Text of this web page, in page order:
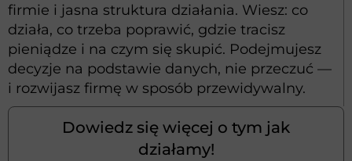
firmie i jasna struktura działania. Wiesz: co
działa, co trzeba poprawić, gdzie tracisz
pieniądze i na czym się skupić. Podejmujesz
decyzje na podstawie danych, nie przeczuć —
i rozwijasz firmę w sposób przewidywalny.
Dowiedz się więcej o tym jak
działamy!